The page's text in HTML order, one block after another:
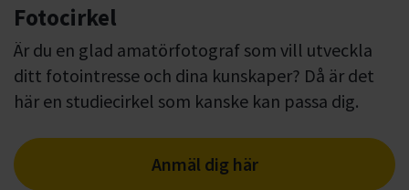
Fotocirkel
Är du en glad amatörfotograf som vill utveckla
ditt fotointresse och dina kunskaper? Då är det
här en studiecirkel som kanske kan passa dig.
Anmäl dig här